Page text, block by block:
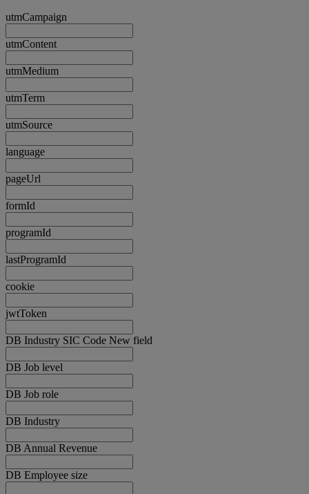
utmCampaign
utmContent
utmMedium
utmTerm
utmSource
language
pageUrl
formId
programId
lastProgramId
cookie
jwtToken
DB Industry SIC Code New field
DB Job level
DB Job role
DB Industry
DB Annual Revenue
DB Employee size